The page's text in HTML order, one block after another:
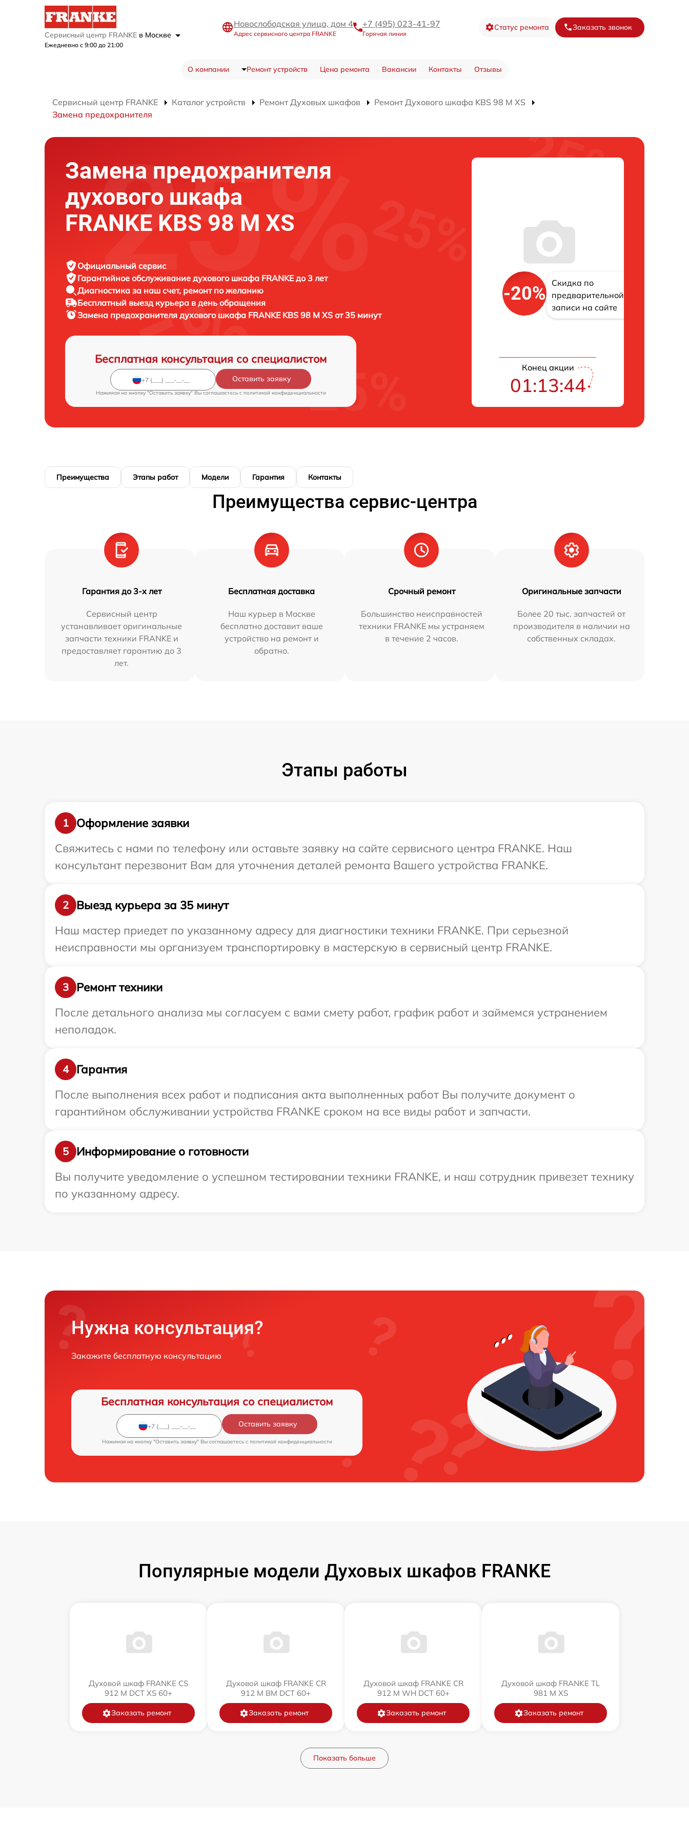
Сервисный центр FRANKE в Москве
Ежедневно с 9:00 до 21:00
Новослободская улица, дом 4
Адрес сервисного центра FRANKE
+7 (495) 023-41-97
Горячая линия
Статус ремонта Заказать звонок
О компании Ремонт устройств Цена ремонта Вакансии Контакты Отзывы
Сервисный центр FRANKE Каталог устройств Ремонт Духовых шкафов
Ремонт Духового шкафа KBS 98 M XS
Замена предохранителя
Замена предохранителя
духового шкафа
FRANKE KBS 98 M XS
Официальный сервис
Гарантийное обслуживание духового шкафа FRANKE до 3 лет
Диагностика за наш счет, ремонт по желанию
Бесплатный выезд курьера в день обращения
Замена предохранителя духового шкафа FRANKE KBS 98 M XS от 35 минут
Бесплатная консультация со специалистом
Оставить заявку
Нажимая на кнопку "Оставить заявку" Вы соглашаетесь c политикой конфиденциальности
-20%
Скидка по
предварительной
записи на сайте
Конец акции
01:13:43
Преимущества Этапы работ Модели Гарантия Контакты
Преимущества сервис-центра
Гарантия до 3-х лет
Сервисный центр
устанавливает оригинальные
запчасти техники FRANKE и
предоставляет гарантию до 3
лет.
Бесплатная доставка
Наш курьер в Москве
бесплатно доставит ваше
устройство на ремонт и
обратно.
Срочный ремонт
Большинство неисправностей
техники FRANKE мы устраняем
в течение 2 часов.
Оригинальные запчасти
Более 20 тыс. запчастей от
производителя в наличии на
собственных складах.
Этапы работы
1
Оформление заявки
Свяжитесь с нами по телефону или оставьте заявку на сайте сервисного центра FRANKE. Наш
консультант перезвонит Вам для уточнения деталей ремонта Вашего устройства FRANKE.
2
Выезд курьера за 35 минут
Наш мастер приедет по указанному адресу для диагностики техники FRANKE. При серьезной
неисправности мы организуем транспортировку в мастерскую в сервисный центр FRANKE.
3
Ремонт техники
После детального анализа мы согласуем с вами смету работ, график работ и займемся устранением
неполадок.
4
Гарантия
После выполнения всех работ и подписания акта выполненных работ Вы получите документ о
гарантийном обслуживании устройства FRANKE сроком на все виды работ и запчасти.
5
Информирование о готовности
Вы получите уведомление о успешном тестировании техники FRANKE, и наш сотрудник привезет технику
по указанному адресу.
Нужна консультация?
Закажите бесплатную консультацию
Бесплатная консультация со специалистом
Оставить заявку
Нажимая на кнопку "Оставить заявку" Вы соглашаетесь c политикой конфиденциальности
Популярные модели Духовых шкафов FRANKE
Духовой шкаф FRANKE CS
912 M DCT XS 60+
Заказать ремонт
Духовой шкаф FRANKE CR
912 M BM DCT 60+
Заказать ремонт
Духовой шкаф FRANKE CR
912 M WH DCT 60+
Заказать ремонт
Духовой шкаф FRANKE TL
981 M XS
Заказать ремонт
Показать больше